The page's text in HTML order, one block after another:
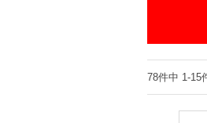
78件中 1-15